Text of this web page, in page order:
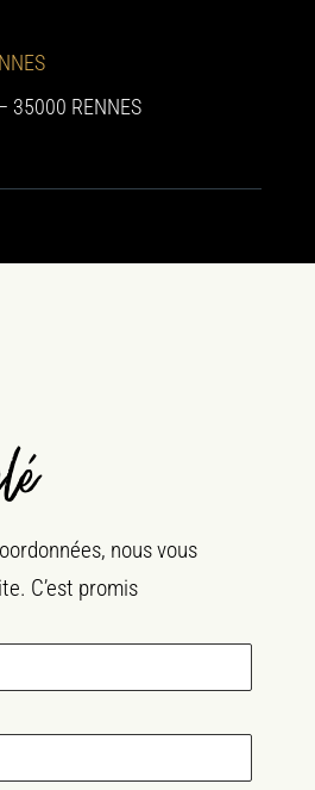
35000 RENNES
nous vous
C’est promis